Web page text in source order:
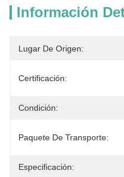
Información
Lugar De Origen:
Certificación:
Condición:
Paquete De Transporte:
Especificación: